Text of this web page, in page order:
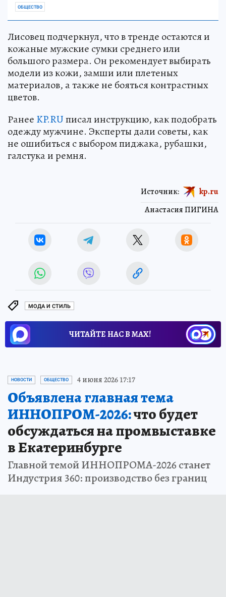
ОБЩЕСТВО
Лисовец подчеркнул, что в тренде остаются и
кожаные мужские сумки среднего или
большого размера. Он рекомендует выбирать
модели из кожи, замши или плетеных
материалов, а также не бояться контрастных
цветов.
Ранее KP.RUписал инструкцию, как подобрать
одежду мужчине. Эксперты дали советы, как
не ошибиться с выбором пиджака, рубашки,
галстука и ремня.
Анастасия ПИГИНА
Источник: kp.ru
МОДА И СТИЛЬ
ЧИТАЙТЕ НАС В МАХ!
НОВОСТИ ОБЩЕСТВО 4 июня 2026 17:17
Объявлена главная тема
ИННОПРОМ-2026:что будет
обсуждаться на промвыставке
в Екатеринбурге
Главной темой ИННОПРОМА-2026 станет
Индустрия 360: производство без границ